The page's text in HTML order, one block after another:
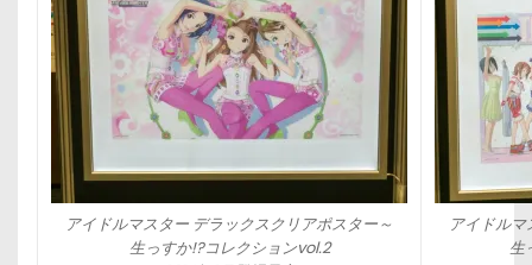
アイドルマスター デラックスクリアポスター～
生っすか!?コレクションvol.2
アイドル
生